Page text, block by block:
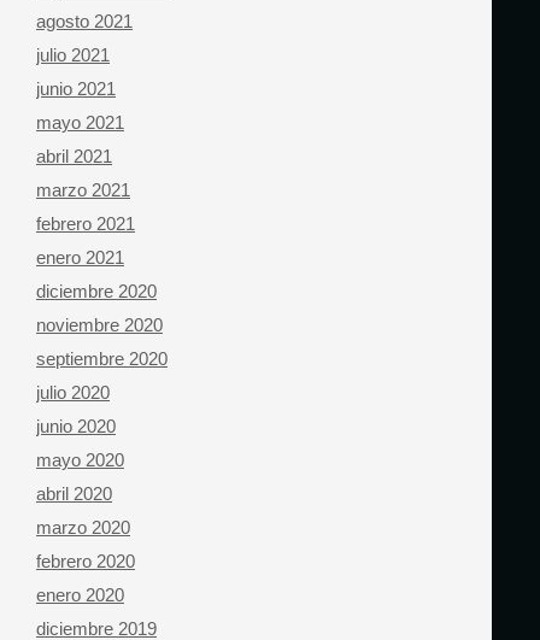
agosto 2021
julio 2021
junio 2021
mayo 2021
abril 2021
marzo 2021
febrero 2021
enero 2021
diciembre 2020
noviembre 2020
septiembre 2020
julio 2020
junio 2020
mayo 2020
abril 2020
marzo 2020
febrero 2020
enero 2020
diciembre 2019